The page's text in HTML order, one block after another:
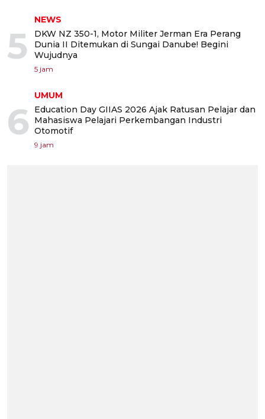
5
NEWS
DKW NZ 350-1, Motor Militer Jerman Era Perang
Dunia II Ditemukan di Sungai Danube! Begini
Wujudnya
5 jam
6
UMUM
Education Day GIIAS 2026 Ajak Ratusan Pelajar dan
Mahasiswa Pelajari Perkembangan Industri
Otomotif
9 jam